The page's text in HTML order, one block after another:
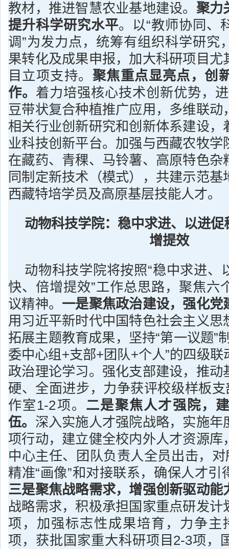
教材，推进智慧农业基地建设。 聚力
提升科学研究水平。以“教师协同、
调”为发力点，统筹有组织科学研究
果转化及成果申报，加大科研项目尤
目立项支持。 聚焦重点显亮点，创
作。 着力培强核心技术创新优势，
豆带状复合种植推广应用，多维联动
相关行业创新研究和创新体系建设，
业科技创新平台。加强与西藏农牧学
在藏药、青稞、马铃薯、高原特色杂
同制定新技术（模式），共建示范基
西藏特培学员及高原基层技能人才。
动物科技学院：稳中求进、以进
增提效
动物科技学院将按照“稳中求进、
快、倍增提效”工作总思路，聚焦六
议精神。 一是聚焦政治建设，强化党
用习近平新时代中国特色社会主义思
拓展主题教育成果，坚持“第一议题”
委中心组+支部+团队+个人”的四级
政治理论学习。强化支部建设，推动
硬、全面进步，力争获评校级样板支
作室1-2项。 二是聚焦人才强院，
伍。 深入实施人才强院战略，实施年
项行动，建立健全校内外人才资源库
中心主任、团队负责人全员出击，对
精准“画像”和对接联系，确保人才引
三是聚焦战略需求，增强创新驱动能
战略需求，积极承担国家重点研发计
项，加强标志性成果培育，力争主
项，获批国家重大科研项目2-3项，